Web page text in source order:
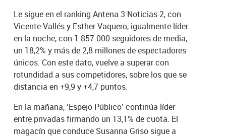
Le sigue en el ranking Antena 3 Noticias 2, con
Vicente Vallés y Esther Vaquero, igualmente líder
en la noche, con 1.857.000 seguidores de media,
un 18,2% y más de 2,8 millones de espectadores
únicos. Con este dato, vuelve a superar con
rotundidad a sus competidores, sobre los que se
distancia en +9,9 y +4,7 puntos.
En la mañana, ‘Espejo Público’ continúa líder
entre privadas firmando un 13,1% de cuota. El
magacín que conduce Susanna Griso sigue a